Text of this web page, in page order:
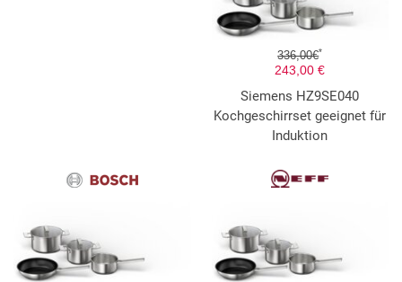
336,00€*
243,00 €
Siemens HZ9SE040
Kochgeschirrset geeignet für
Induktion